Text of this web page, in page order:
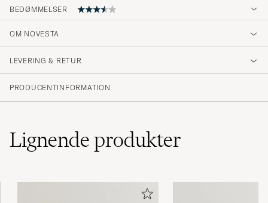
BEDØMMELSER
Snygga och välgjorda. Normal i storlek.
JOHAN R KØBTE PÅ CAREOFCARL.SE
OM NOVESTA
LEVERING & RETUR
PRODUCENTINFORMATION
Lignendeprodukter